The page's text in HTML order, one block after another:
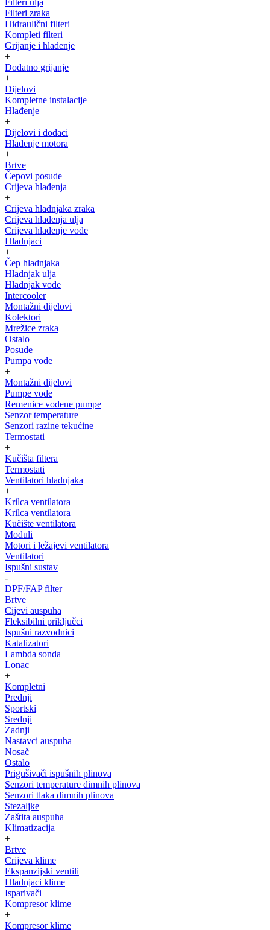
Filteri ulja
Filteri zraka
Hidraulični filteri
Kompleti filteri
Grijanje i hlađenje
+
Dodatno grijanje
+
Dijelovi
Kompletne instalacije
Hlađenje
+
Dijelovi i dodaci
Hlađenje motora
+
Brtve
Čepovi posude
Crijeva hlađenja
+
Crijeva hladnjaka zraka
Crijeva hlađenja ulja
Crijeva hlađenje vode
Hladnjaci
+
Čep hladnjaka
Hladnjak ulja
Hladnjak vode
Intercooler
Montažni dijelovi
Kolektori
Mrežice zraka
Ostalo
Posude
Pumpa vode
+
Montažni dijelovi
Pumpe vode
Remenice vodene pumpe
Senzor temperature
Senzori razine tekućine
Termostati
+
Kučišta filtera
Termostati
Ventilatori hladnjaka
+
Krilca ventilatora
Krilca ventilatora
Kučište ventilatora
Moduli
Motori i ležajevi ventilatora
Ventilatori
Ispušni sustav
-
DPF/FAP filter
Brtve
Cijevi auspuha
Fleksibilni priključci
Ispušni razvodnici
Katalizatori
Lambda sonda
Lonac
+
Kompletni
Prednji
Sportski
Srednji
Zadnji
Nastavci auspuha
Nosač
Ostalo
Prigušivači ispušnih plinova
Senzori temperature dimnih plinova
Senzori tlaka dimnih plinova
Stezaljke
Zaštita auspuha
Klimatizacija
+
Brtve
Crijeva klime
Ekspanzijski ventili
Hladnjaci klime
Isparivači
Kompresor klime
+
Kompresor klime